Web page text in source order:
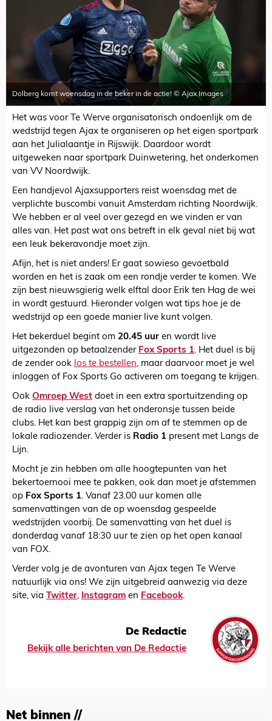
Dolberg komt woensdag in de beker in de actie! © Ajax Images
Het was voor Te Werve organisatorisch ondoenlijk om de
wedstrijd tegen Ajax te organiseren op het eigen sportpark
aan het Julialaantje in Rijswijk. Daardoor wordt
uitgeweken naar sportpark Duinwetering, het onderkomen
van VV Noordwijk.
Een handjevol Ajaxsupporters reist woensdag met de
verplichte buscombi vanuit Amsterdam richting Noordwijk.
We hebben er al veel over gezegd en we vinden er van
alles van. Het past wat ons betreft in elk geval niet bij wat
een leuk bekeravondje moet zijn.
Afijn, het is niet anders! Er gaat sowieso gevoetbald
worden en het is zaak om een rondje verder te komen. We
zijn best nieuwsgierig welk elftal door Erik ten Hag de wei
in wordt gestuurd. Hieronder volgen wat tips hoe je de
wedstrijd op een goede manier live kunt volgen.
Het bekerduel begint om 20.45 uur en wordt live
uitgezonden op betaalzender Fox Sports 1. Het duel is bij
de zender ook los te bestellen, maar daarvoor moet je wel
inloggen of Fox Sports Go activeren om toegang te krijgen.
Ook Omroep West doet in een extra sportuitzending op
de radio live verslag van het onderonsje tussen beide
clubs. Het kan best grappig zijn om af te stemmen op de
lokale radiozender. Verder is Radio 1 present met Langs de
Lijn.
Mocht je zin hebben om alle hoogtepunten van het
bekertoernooi mee te pakken, ook dan moet je afstemmen
op Fox Sports 1. Vanaf 23.00 uur komen alle
samenvattingen van de op woensdag gespeelde
wedstrijden voorbij. De samenvatting van het duel is
donderdag vanaf 18:30 uur te zien op het open kanaal
van FOX.
Verder volg je de avonturen van Ajax tegen Te Werve
natuurlijk via ons! We zijn uitgebreid aanwezig via deze
site, via Twitter, Instagram en Facebook.
De Redactie
Bekijk alle berichten van De Redactie
Net binnen //